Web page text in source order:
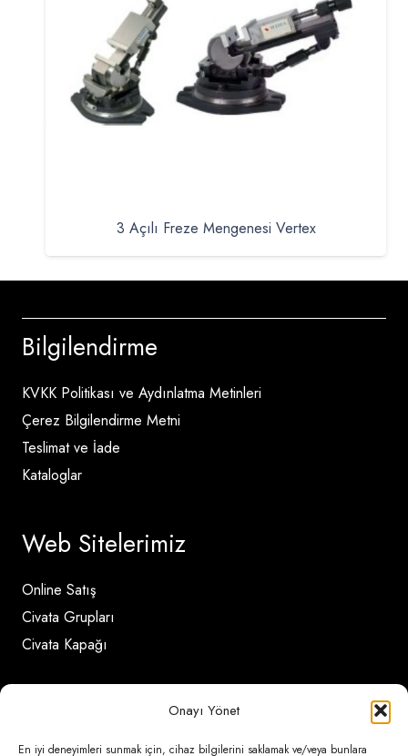
Onayı Yönet
En iyi deneyimleri sunmak için, cihaz bilgilerini saklamak ve/veya bunlara
3 Açılı Freze Mengenesi Vertex
Bilgilendirme
KVKK Politikası ve Aydınlatma Metinleri
Çerez Bilgilendirme Metni
Teslimat ve İade
Kataloglar
Web Sitelerimiz
Online Satış
Civata Grupları
Civata Kapağı
İletişim Detayları